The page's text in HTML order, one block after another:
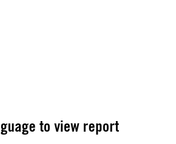
to view report